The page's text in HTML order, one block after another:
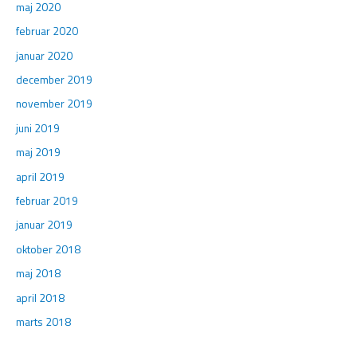
maj 2020
februar 2020
januar 2020
december 2019
november 2019
juni 2019
maj 2019
april 2019
februar 2019
januar 2019
oktober 2018
maj 2018
april 2018
marts 2018